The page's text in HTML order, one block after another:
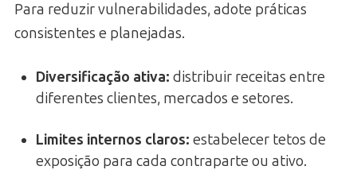
Para reduzir vulnerabilidades, adote práticas
consistentes e planejadas.
Diversificação ativa: distribuir receitas entre
diferentes clientes, mercados e setores.
Limites internos claros: estabelecer tetos de
exposição para cada contraparte ou ativo.